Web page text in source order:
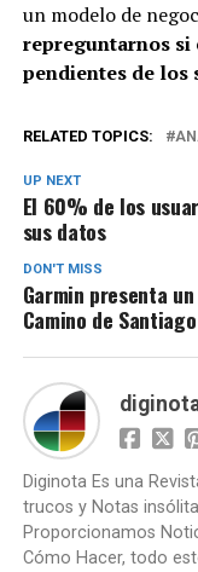
un modelo de
repreguntarnos si
pendientes de los
RELATED TOPICS:
UP NEXT
El 60% de los
sus datos
DON'T MISS
Garmin presenta
Camino de Santiago
Diginota Es una
trucos y Notas
Proporcionamos
Cómo Hacer, todo